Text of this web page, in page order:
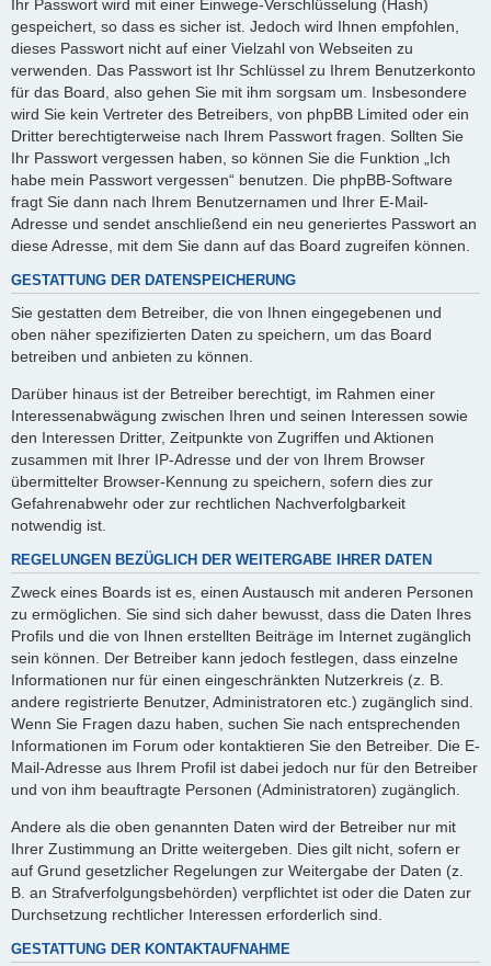
Ihr Passwort wird mit einer Einwege-Verschlüsselung (Hash)
gespeichert, so dass es sicher ist. Jedoch wird Ihnen empfohlen,
dieses Passwort nicht auf einer Vielzahl von Webseiten zu
verwenden. Das Passwort ist Ihr Schlüssel zu Ihrem Benutzerkonto
für das Board, also gehen Sie mit ihm sorgsam um. Insbesondere
wird Sie kein Vertreter des Betreibers, von phpBB Limited oder ein
Dritter berechtigterweise nach Ihrem Passwort fragen. Sollten Sie
Ihr Passwort vergessen haben, so können Sie die Funktion „Ich
habe mein Passwort vergessen“ benutzen. Die phpBB-Software
fragt Sie dann nach Ihrem Benutzernamen und Ihrer E-Mail-
Adresse und sendet anschließend ein neu generiertes Passwort an
diese Adresse, mit dem Sie dann auf das Board zugreifen können.
GESTATTUNG DER DATENSPEICHERUNG
Sie gestatten dem Betreiber, die von Ihnen eingegebenen und
oben näher spezifizierten Daten zu speichern, um das Board
betreiben und anbieten zu können.
Darüber hinaus ist der Betreiber berechtigt, im Rahmen einer
Interessenabwägung zwischen Ihren und seinen Interessen sowie
den Interessen Dritter, Zeitpunkte von Zugriffen und Aktionen
zusammen mit Ihrer IP-Adresse und der von Ihrem Browser
übermittelter Browser-Kennung zu speichern, sofern dies zur
Gefahrenabwehr oder zur rechtlichen Nachverfolgbarkeit
notwendig ist.
REGELUNGEN BEZÜGLICH DER WEITERGABE IHRER DATEN
Zweck eines Boards ist es, einen Austausch mit anderen Personen
zu ermöglichen. Sie sind sich daher bewusst, dass die Daten Ihres
Profils und die von Ihnen erstellten Beiträge im Internet zugänglich
sein können. Der Betreiber kann jedoch festlegen, dass einzelne
Informationen nur für einen eingeschränkten Nutzerkreis (z. B.
andere registrierte Benutzer, Administratoren etc.) zugänglich sind.
Wenn Sie Fragen dazu haben, suchen Sie nach entsprechenden
Informationen im Forum oder kontaktieren Sie den Betreiber. Die E-
Mail-Adresse aus Ihrem Profil ist dabei jedoch nur für den Betreiber
und von ihm beauftragte Personen (Administratoren) zugänglich.
Andere als die oben genannten Daten wird der Betreiber nur mit
Ihrer Zustimmung an Dritte weitergeben. Dies gilt nicht, sofern er
auf Grund gesetzlicher Regelungen zur Weitergabe der Daten (z.
B. an Strafverfolgungsbehörden) verpflichtet ist oder die Daten zur
Durchsetzung rechtlicher Interessen erforderlich sind.
GESTATTUNG DER KONTAKTAUFNAHME